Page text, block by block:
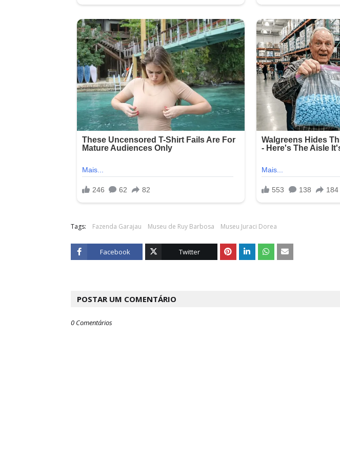
Tags: Fazenda Garajau Museu de Ruy Barbosa Museu Juraci Dorea
Facebook Twitter
POSTAR UM COMENTÁRIO
0 Comentários